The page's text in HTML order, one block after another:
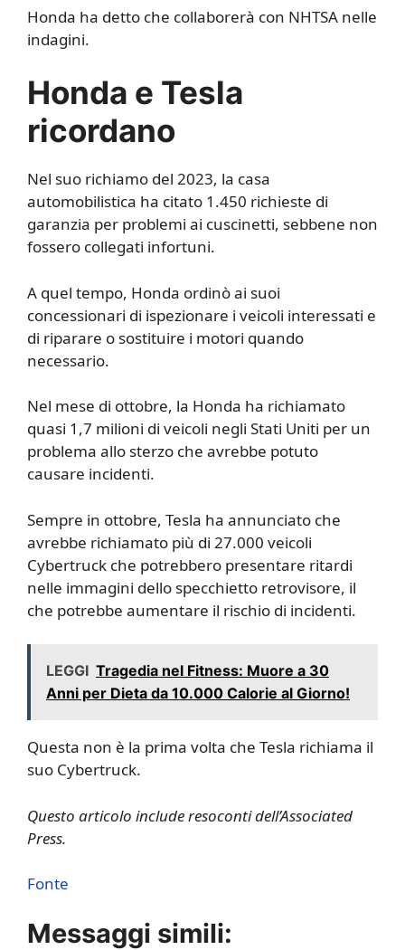
Honda ha detto che collaborerà con NHTSA nelle
indagini.
Honda e Tesla
ricordano
Nel suo richiamo del 2023, la casa
automobilistica ha citato 1.450 richieste di
garanzia per problemi ai cuscinetti, sebbene non
fossero collegati infortuni.
A quel tempo, Honda ordinò ai suoi
concessionari di ispezionare i veicoli interessati e
di riparare o sostituire i motori quando
necessario.
Nel mese di ottobre, la Honda ha richiamato
quasi 1,7 milioni di veicoli negli Stati Uniti per un
problema allo sterzo che avrebbe potuto
causare incidenti.
Sempre in ottobre, Tesla ha annunciato che
avrebbe richiamato più di 27.000 veicoli
Cybertruck che potrebbero presentare ritardi
nelle immagini dello specchietto retrovisore, il
che potrebbe aumentare il rischio di incidenti.
LEGGI Tragedia nel Fitness: Muore a 30
Anni per Dieta da 10.000 Calorie al Giorno!
Questa non è la prima volta che Tesla richiama il
suo Cybertruck.
Questo articolo include resoconti dell’Associated
Press.
Fonte
Messaggi simili: